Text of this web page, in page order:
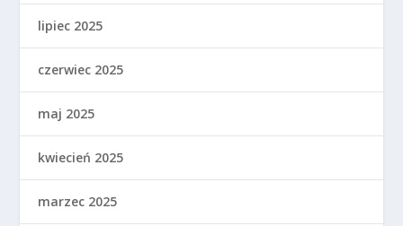
lipiec 2025
czerwiec 2025
maj 2025
kwiecień 2025
marzec 2025